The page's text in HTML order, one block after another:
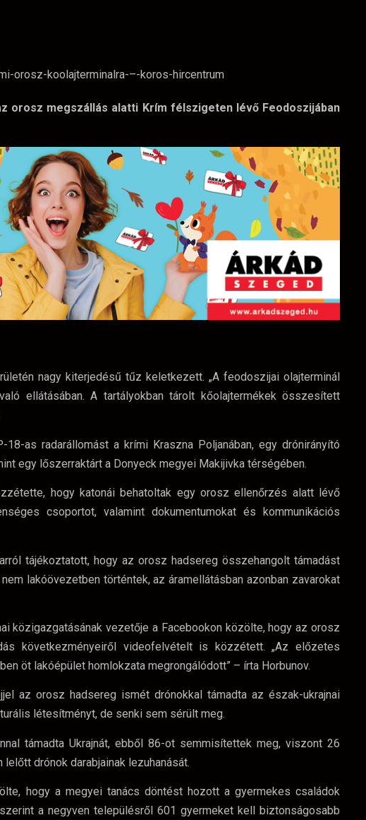
orosz megszállás alatti Krím félszigeten lévő Feodoszijában
nagy kiterjedésű tűz keletkezett. „A feodoszijai olajterminál
ellátásában. A tartályokban tárolt kőolajtermékek összesített
as radarállomást a krími Kraszna Poljanában, egy drónirányító
egy lőszerraktárt a Donyeck megyei Makijivka térségében.
hogy katonái behatoltak egy orosz ellenőrzés alatt lévő
csoportot, valamint dokumentumokat és kommunikációs
tájékoztatott, hogy az orosz hadsereg összehangolt támadást
lakóövezetben történtek, az áramellátásban azonban zavarokat
közigazgatásának vezetője a Facebookon közölte, hogy az orosz
következményeiről videofelvételt is közzétett. „Az előzetes
öt lakóépület homlokzata megrongálódott” – írta Horbunov.
az orosz hadsereg ismét drónokkal támadta az észak-ukrajnai
létesítményt, de senki sem sérült meg.
támadta Ukrajnát, ebből 86-ot semmisítettek meg, viszont 26
drónok darabjainak lezuhanását.
hogy a megyei tanács döntést hozott a gyermekes családok
a negyven településről 601 gyermeket kell biztonságosabb